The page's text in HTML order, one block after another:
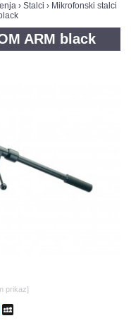
› Stalci › Mikrofonski stalci
ARM black
prikaz]
Twitter